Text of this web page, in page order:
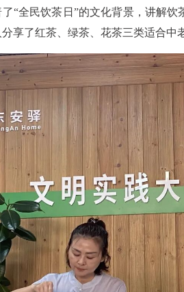
“全民饮茶日”的文化背景，讲解
享了红茶、绿茶、花茶三类适合中